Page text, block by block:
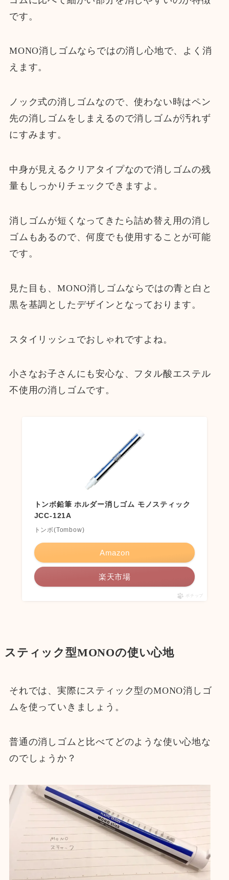
です。
MONO消しゴムならではの消し心地で、よく消
えます。
ノック式の消しゴムなので、使わない時はペン
先の消しゴムをしまえるので消しゴムが汚れず
にすみます。
中身が見えるクリアタイプなので消しゴムの残
量もしっかりチェックできますよ。
消しゴムが短くなってきたら詰め替え用の消し
ゴムもあるので、何度でも使用することが可能
です。
見た目も、MONO消しゴムならではの青と白と
黒を基調としたデザインとなっております。
スタイリッシュでおしゃれですよね。
小さなお子さんにも安心な、フタル酸エステル
不使用の消しゴムです。
トンボ鉛筆 ホルダー消しゴム モノスティック
JCC-121A
トンボ(Tombow)
Amazon
楽天市場
ポチップ
スティック型MONOの使い心地
それでは、実際にスティック型のMONO消しゴ
ムを使っていきましょう。
普通の消しゴムと比べてどのような使い心地な
のでしょうか？